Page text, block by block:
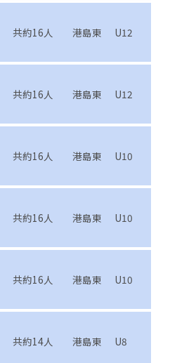
共約16人 港島東 U12
共約16人 港島東 U12
共約16人 港島東 U10
共約16人 港島東 U10
共約16人 港島東 U10
共約14人 港島東 U8